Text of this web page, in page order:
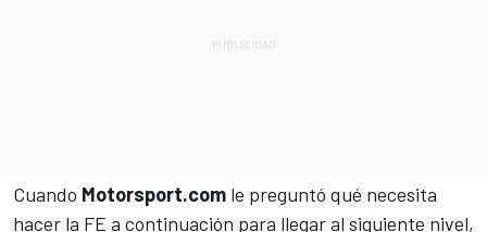
Cuando Motorsport.com le preguntó qué necesita
hacer la FE a continuación para llegar al siguiente nivel,